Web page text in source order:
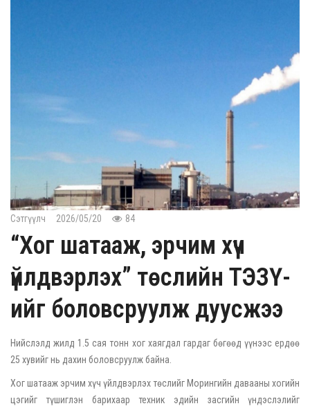
Сэтгүүлч 2026/05/20 84
“Хог шатааж, эрчим хүч
үйлдвэрлэх” төслийн ТЭЗҮ-
ийг боловсруулж дуусжээ
Нийслэлд жилд 1.5 сая тонн хог хаягдал гардаг бөгөөд үүнээс ердөө
25 хувийг нь дахин боловсруулж байна.
Хог шатааж эрчим хүч үйлдвэрлэх төслийг Морингийн давааны хогийн
цэгийг түшиглэн барихаар техник эдийн засгийн үндэслэлийг